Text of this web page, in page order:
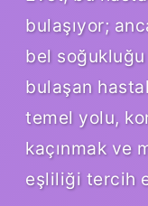
bulaşıyor;
bel
bulaşan
temel yolu,
kaçınmak ve
eşliliği tercih